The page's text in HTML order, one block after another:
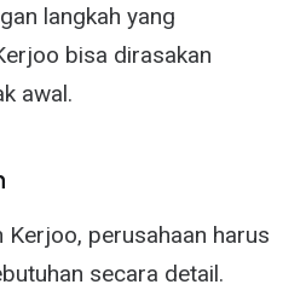
langkah yang
bisa dirasakan
awal.
Kerjoo, perusahaan harus
secara detail.